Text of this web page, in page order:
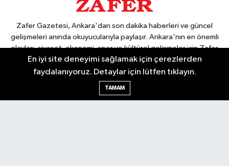
Zafer Gazetesi, Ankara'dan son dakika haberleri ve güncel
gelişmeleri anında okuyucularıyla paylaşır. Ankara'nın en önemli
olayları, siyaset, ekonomi, spor ve kültürel gelişmeler için Zafer
Gazetesi'ni takip edin. Başkentin güvendiği haber kaynağı.
En iyi site deneyimi sağlamak için çerezlerden
faydalanıyoruz. Detaylar için lütfen tıklayın.
TAMAM